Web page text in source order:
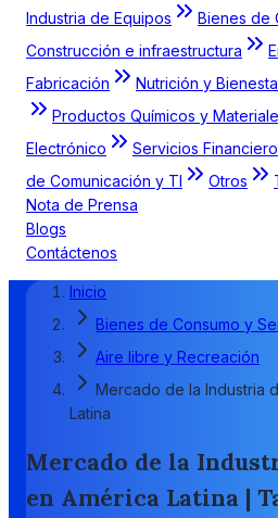
Industria de Equipos
Bienes de
Construcción e infraestructura
Fabricación
Nutrición y
Productos Químicos y
Electrónico
Servicios
de Comunicación y TI
Otros
Nota de Prensa
Blogs
Contáctenos
Inicio
Bienes de Consumo y
Aire libre y Recreación
Mercado de la Industria
Latina
Mercado de la
en América Latina |